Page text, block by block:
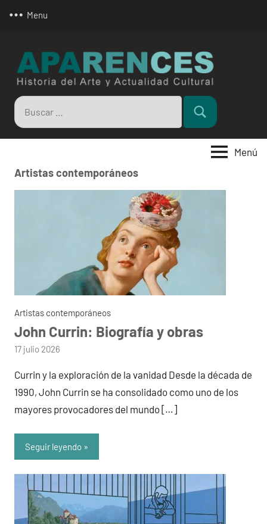
Menu
Buscar:
Buscar
Menú
Artistas contemporáneos
Artistas contemporáneos
John Currin: Biografía y obras
por
17 julio 2026
Currin y la exploración de la vanidad Desde la década de
1990, John Currin se ha consolidado como uno de los
mayores provocadores del mundo […]
Seguir leyendo